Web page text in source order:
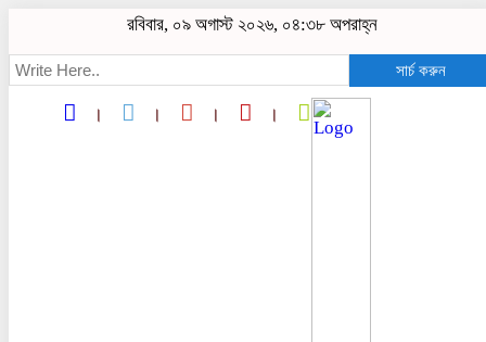
রবিবার, ০৯ অগাস্ট ২০২৬, ০৪:৩৮ অপরাহ্ন
সার্চ করুন